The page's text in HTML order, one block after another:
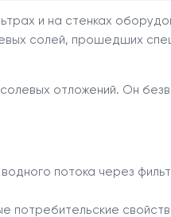
и на стенках
солей, прошедших
отложений. Он
потока через
потребительские